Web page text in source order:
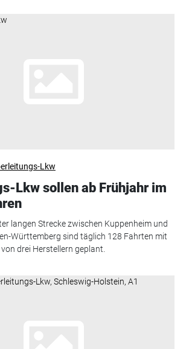
Lkw
Lkw sollen ab Frühjahr im
langen Strecke zwischen Kuppenheim und
Württemberg sind täglich 128 Fahrten mit
drei Herstellern geplant.